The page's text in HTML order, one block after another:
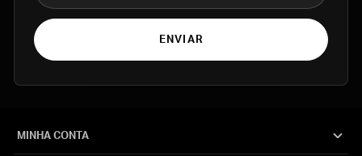
ENVIAR
MINHA CONTA